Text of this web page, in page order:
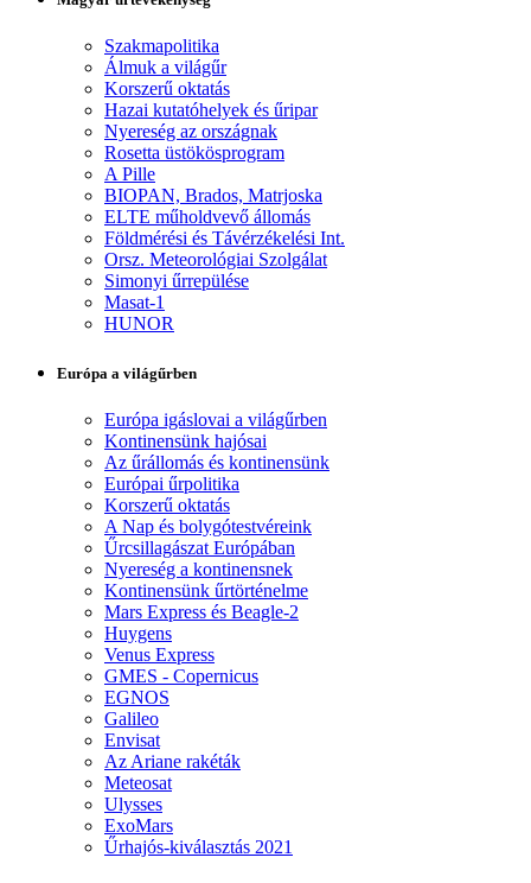
Szakmapolitika
Álmuk a világűr
Korszerű oktatás
Hazai kutatóhelyek és űripar
Nyereség az országnak
Rosetta üstökösprogram
A Pille
BIOPAN, Brados, Matrjoska
ELTE műholdvevő állomás
Földmérési és Távérzékelési Int.
Orsz. Meteorológiai Szolgálat
Simonyi űrrepülése
Masat-1
HUNOR
Európa a világűrben
Európa igáslovai a világűrben
Kontinensünk hajósai
Az űrállomás és kontinensünk
Európai űrpolitika
Korszerű oktatás
A Nap és bolygótestvéreink
Űrcsillagászat Európában
Nyereség a kontinensnek
Kontinensünk űrtörténelme
Mars Express és Beagle-2
Huygens
Venus Express
GMES - Copernicus
EGNOS
Galileo
Envisat
Az Ariane rakéták
Meteosat
Ulysses
ExoMars
Űrhajós-kiválasztás 2021